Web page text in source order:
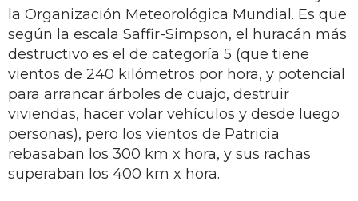
la Organización Meteorológica Mundial. Es que
según la escala Saffir-Simpson, el huracán más
destructivo es el de categoría 5 (que tiene
vientos de 240 kilómetros por hora, y potencial
para arrancar árboles de cuajo, destruir
viviendas, hacer volar vehículos y desde luego
personas), pero los vientos de Patricia
rebasaban los 300 km x hora, y sus rachas
superaban los 400 km x hora.